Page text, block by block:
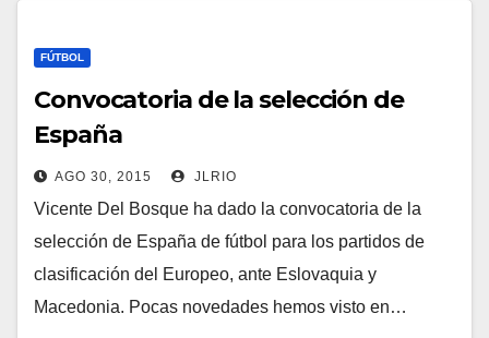
FÚTBOL
Convocatoria de la selección de
España
AGO 30, 2015 JLRIO
Vicente Del Bosque ha dado la convocatoria de la
selección de España de fútbol para los partidos de
clasificación del Europeo, ante Eslovaquia y
Macedonia. Pocas novedades hemos visto en…